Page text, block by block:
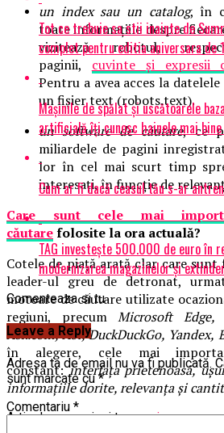
un index sau un catalog, în
toate informațiile despre
vizitează robotul,
paginii, cuvinte și expresii
Pentru a avea acces la
un fișier text (robots.text).
un software de căutare, ce
miliardele de pagini
lor în cel mai scurt timp
interesați, în funcție de
Care sunt cele mai
căutarefolosite la ora actuală?
Cotele de piață arată clar care sunt
leader-ul greu de detronat,
motoare de căutare utilizate
regiuni, precumMicrosoft Edge,
Ask.com, Aol, DuckDuckGo, Yandex,
în alegere, cele mai
constant:interfața prietenoasă,
informațiile dorite, relevanța și
Articole pe aceiasi tema:prima
Tot ce trebuie sa stii inainte de
complet pentru editia aniversara de
Mașinile de spălat și uscătoarele
artificială îți cunosc hainele mai
Cum ar fi dacă ceasul tău s-ar
TAG investește 500.000 de euro în
modernizarea magazinelor și
Comenteaza si tu
Leave a Reply
Adresa ta de email nu va fi publicată.
sunt marcate cu*
Comentariu *